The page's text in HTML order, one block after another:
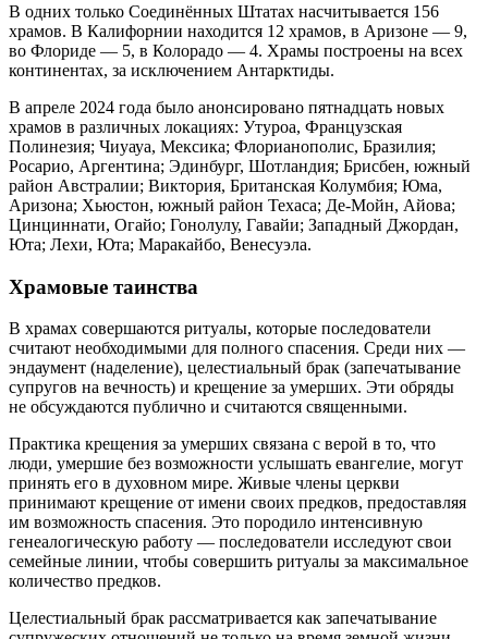
В одних только Соединённых Штатах насчитывается 156
храмов. В Калифорнии находится 12 храмов, в Аризоне — 9,
во Флориде — 5, в Колорадо — 4. Храмы построены на всех
континентах, за исключением Антарктиды.
В апреле 2024 года было анонсировано пятнадцать новых
храмов в различных локациях: Утуроа, Французская
Полинезия; Чиуауа, Мексика; Флорианополис, Бразилия;
Росарио, Аргентина; Эдинбург, Шотландия; Брисбен, южный
район Австралии; Виктория, Британская Колумбия; Юма,
Аризона; Хьюстон, южный район Техаса; Де-Мойн, Айова;
Цинциннати, Огайо; Гонолулу, Гавайи; Западный Джордан,
Юта; Лехи, Юта; Маракайбо, Венесуэла.
Храмовые таинства
В храмах совершаются ритуалы, которые последователи
считают необходимыми для полного спасения. Среди них —
эндаумент (наделение), целестиальный брак (запечатывание
супругов на вечность) и крещение за умерших. Эти обряды
не обсуждаются публично и считаются священными.
Практика крещения за умерших связана с верой в то, что
люди, умершие без возможности услышать евангелие, могут
принять его в духовном мире. Живые члены церкви
принимают крещение от имени своих предков, предоставляя
им возможность спасения. Это породило интенсивную
генеалогическую работу — последователи исследуют свои
семейные линии, чтобы совершить ритуалы за максимальное
количество предков.
Целестиальный брак рассматривается как запечатывание